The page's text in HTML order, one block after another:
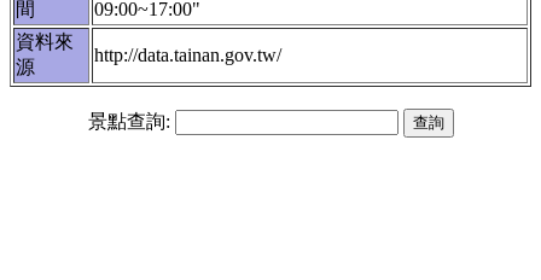
間
09:00~17:00"
資料來
源
http://data.tainan.gov.tw/
景點查詢: